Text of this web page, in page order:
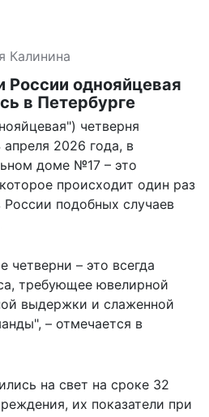
Калинина
России однояйцевая
в Петербурге
четверня
апреля 2026 года, в
доме №17 – это
происходит один раз
подобных случаев
– это всегда
требующее ювелирной
выдержки и слаженной
– отмечается в
на свет на сроке 32
их показатели при